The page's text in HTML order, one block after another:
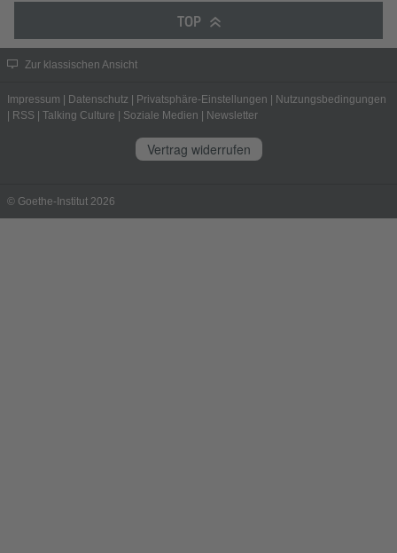
TOP
Zur klassischen Ansicht
Impressum | Datenschutz | Privatsphäre-Einstellungen | Nutzungsbedingungen
| RSS | Talking Culture | Soziale Medien | Newsletter
Vertrag widerrufen
© Goethe-Institut 2026